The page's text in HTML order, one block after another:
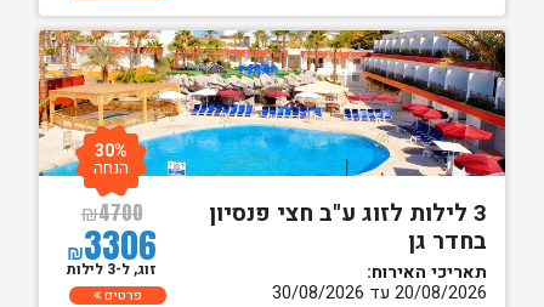
3 לילות לזוג ע"ב חצי פנסיון
בחדר גן
תאריכי האירוח:
20/08/2026 עד 30/08/2026
₪4700
₪3306
30%
הנחה
זוג, ל-3 לילות
פרטים